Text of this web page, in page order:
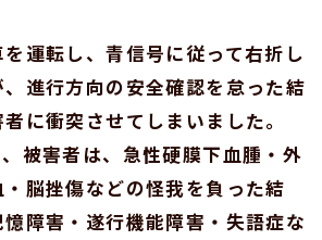
運転し、青信号に従って右折し
進行方向の安全確認を怠った結
に衝突させてしまいました。
被害者は、急性硬膜下血腫・外
脳挫傷などの怪我を負った結
障害・遂行機能障害・失語症な